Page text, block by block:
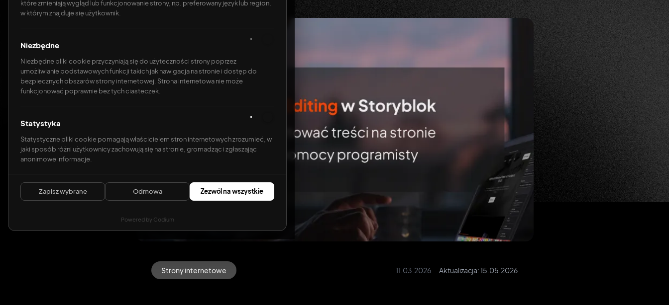
które zmieniają wygląd lub funkcjonowanie strony, np. preferowany język lub region,
w którym znajduje się użytkownik.
Niezbędne
Niezbędne pliki cookie przyczyniają się do użyteczności strony poprzez
umożliwianie podstawowych funkcji takich jak nawigacja na stronie i dostęp do
bezpiecznych obszarów strony internetowej. Strona internetowa nie może
funkcjonować poprawnie bez tych ciasteczek.
Statystyka
Statystyczne pliki cookie pomagają właścicielem stron internetowych zrozumieć, w
jaki sposób różni użytkownicy zachowują się na stronie, gromadząc i zgłaszając
anonimowe informacje.
Zapisz wybrane Odmowa Zezwól na wszystkie
Powered by Codium
Strony internetowe 11.03.2026 Aktualizacja:15.05.2026